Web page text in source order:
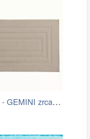
SAPHO - GEMINI zrcadlo s LED osvětlením…